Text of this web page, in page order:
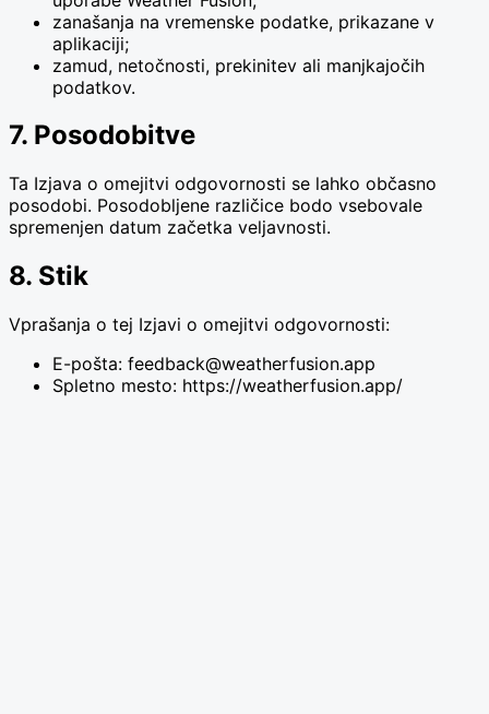
zanašanja na vremenske podatke, prikazane v
aplikaciji;
zamud, netočnosti, prekinitev ali manjkajočih
podatkov.
7. Posodobitve
Ta Izjava o omejitvi odgovornosti se lahko občasno
posodobi. Posodobljene različice bodo vsebovale
spremenjen datum začetka veljavnosti.
8. Stik
Vprašanja o tej Izjavi o omejitvi odgovornosti:
E-pošta: feedback@weatherfusion.app
Spletno mesto: https://weatherfusion.app/